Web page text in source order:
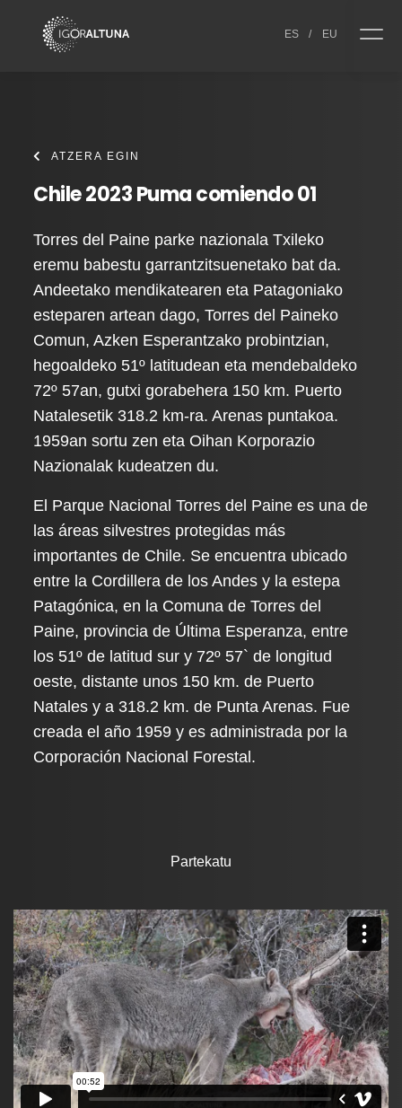
ES / EU
ATZERA EGIN
Chile 2023 Puma comiendo 01
Torres del Paine parke nazionala Txileko
eremu babestu garrantzitsuenetako bat da.
Andeetako mendikatearen eta Patagoniako
esteparen artean dago, Torres del Paineko
Comun, Azken Esperantzako probintzian,
hegoaldeko 51º latitudean eta mendebaldeko
72º 57an, gutxi gorabehera 150 km. Puerto
Natalesetik 318.2 km-ra. Arenas puntakoa.
1959an sortu zen eta Oihan Korporazio
Nazionalak kudeatzen du.
El Parque Nacional Torres del Paine es una de
las áreas silvestres protegidas más
importantes de Chile. Se encuentra ubicado
entre la Cordillera de los Andes y la estepa
Patagónica, en la Comuna de Torres del
Paine, provincia de Última Esperanza, entre
los 51º de latitud sur y 72º 57` de longitud
oeste, distante unos 150 km. de Puerto
Natales y a 318.2 km. de Punta Arenas. Fue
creada el año 1959 y es administrada por la
Corporación Nacional Forestal.
Partekatu